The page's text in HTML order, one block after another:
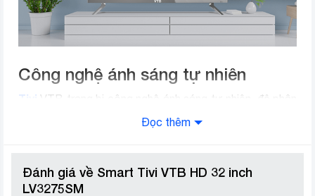
Công nghệ ánh sáng tự nhiên
Tivi VTB trang bị công nghệ ánh sáng tự nhiên, độ phân
giải HD, cho hình ảnh truyền tải từ tivi trông chân thực
với cuộc sống và hạn chế việc mỏi mắt khi bạn nhìn vào
Đọc thêm
Đánh giá về Smart Tivi VTB HD 32 inch
LV3275SM